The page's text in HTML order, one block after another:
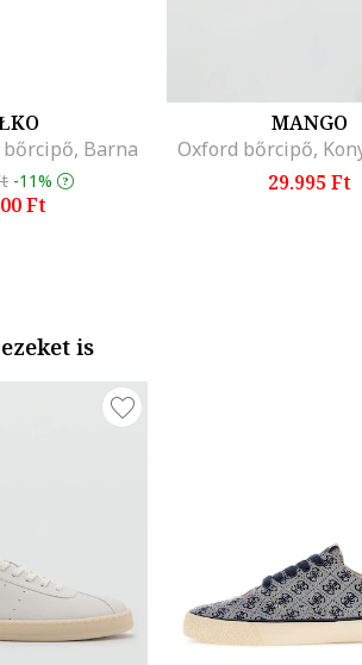
bőrcipő, Barna
-11%
Ft
MANGO
Oxford bőrcipő,
29.995 Ft
is